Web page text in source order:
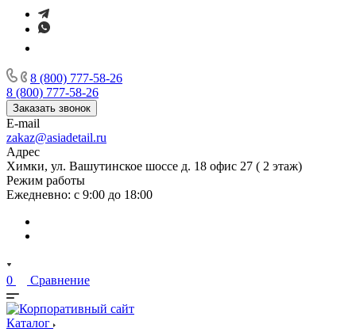
8 (800) 777-58-26
8 (800) 777-58-26
Заказать звонок
E-mail
zakaz@asiadetail.ru
Адрес
Химки, ул. Вашутинское шоссе д. 18 офис 27 ( 2 этаж)
Режим работы
Ежедневно: с 9:00 до 18:00
0 Сравнение
Каталог